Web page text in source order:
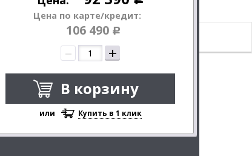
226
Цена по карте/кредит:
106 490 Р
– +
В корзину
или Купить в 1 клик